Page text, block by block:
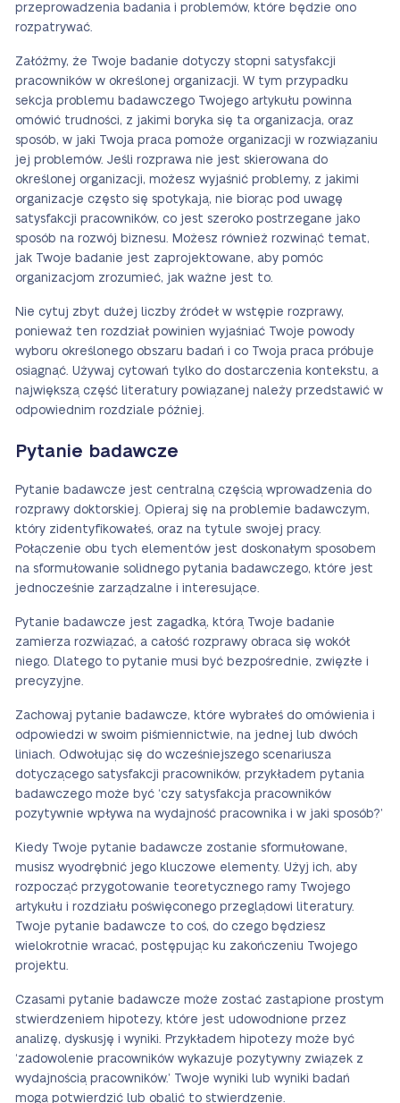
przeprowadzenia badania i problemów, które będzie ono
rozpatrywać.
Załóżmy, że Twoje badanie dotyczy stopni satysfakcji
pracowników w określonej organizacji. W tym przypadku
sekcja problemu badawczego Twojego artykułu powinna
omówić trudności, z jakimi boryka się ta organizacja, oraz
sposób, w jaki Twoja praca pomoże organizacji w rozwiązaniu
jej problemów. Jeśli rozprawa nie jest skierowana do
określonej organizacji, możesz wyjaśnić problemy, z jakimi
organizacje często się spotykają, nie biorąc pod uwagę
satysfakcji pracowników, co jest szeroko postrzegane jako
sposób na rozwój biznesu. Możesz również rozwinąć temat,
jak Twoje badanie jest zaprojektowane, aby pomóc
organizacjom zrozumieć, jak ważne jest to.
Nie cytuj zbyt dużej liczby źródeł w wstępie rozprawy,
ponieważ ten rozdział powinien wyjaśniać Twoje powody
wyboru określonego obszaru badań i co Twoja praca próbuje
osiągnąć. Używaj cytowań tylko do dostarczenia kontekstu, a
największą część literatury powiązanej należy przedstawić w
odpowiednim rozdziale później.
Pytanie badawcze
Pytanie badawcze jest centralną częścią wprowadzenia do
rozprawy doktorskiej. Opieraj się na problemie badawczym,
który zidentyfikowałeś, oraz na tytule swojej pracy.
Połączenie obu tych elementów jest doskonałym sposobem
na sformułowanie solidnego pytania badawczego, które jest
jednocześnie zarządzalne i interesujące.
Pytanie badawcze jest zagadką, którą Twoje badanie
zamierza rozwiązać, a całość rozprawy obraca się wokół
niego. Dlatego to pytanie musi być bezpośrednie, zwięzłe i
precyzyjne.
Zachowaj pytanie badawcze, które wybrałeś do omówienia i
odpowiedzi w swoim piśmiennictwie, na jednej lub dwóch
liniach. Odwołując się do wcześniejszego scenariusza
dotyczącego satysfakcji pracowników, przykładem pytania
badawczego może być ‘czy satysfakcja pracowników
pozytywnie wpływa na wydajność pracownika i w jaki sposób?’
Kiedy Twoje pytanie badawcze zostanie sformułowane,
musisz wyodrębnić jego kluczowe elementy. Użyj ich, aby
rozpocząć przygotowanie teoretycznego ramy Twojego
artykułu i rozdziału poświęconego przeglądowi literatury.
Twoje pytanie badawcze to coś, do czego będziesz
wielokrotnie wracać, postępując ku zakończeniu Twojego
projektu.
Czasami pytanie badawcze może zostać zastąpione prostym
stwierdzeniem hipotezy, które jest udowodnione przez
analizę, dyskusję i wyniki. Przykładem hipotezy może być
‘zadowolenie pracowników wykazuje pozytywny związek z
wydajnością pracowników.’ Twoje wyniki lub wyniki badań
mogą potwierdzić lub obalić to stwierdzenie.